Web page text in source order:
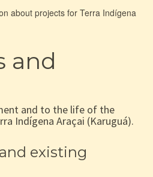
about projects for Terra Indígena
and
and to the life of the
Indígena Araçai (Karuguá).
existing